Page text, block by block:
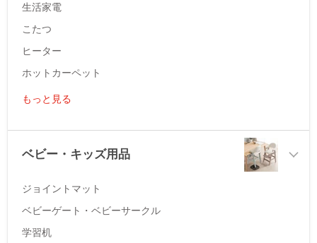
生活家電
こたつ
ヒーター
ホットカーペット
もっと見る
ベビー・キッズ用品
ジョイントマット
ベビーゲート・ベビーサークル
学習机